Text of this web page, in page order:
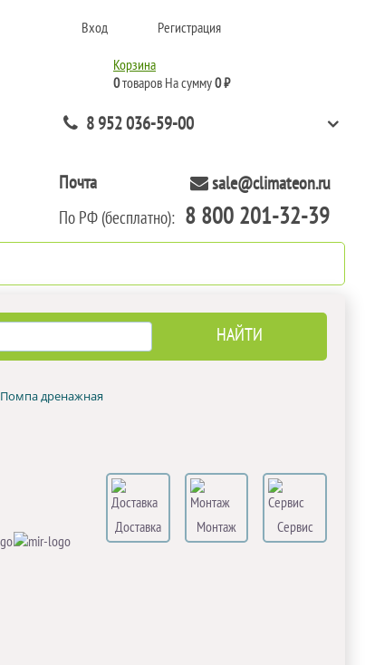
Вход Регистрация
Корзина
0товаров На сумму0 ₽
8 952 036-59-00
Почта sale@climateon.ru
По РФ (бесплатно): 8 800 201-32-39
Помпа дренажная
Доставка Монтаж
Сервис